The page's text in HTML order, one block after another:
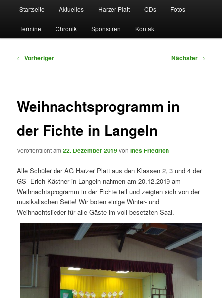
Startseite Aktuelles Harzer Platt CDs Fotos
Termine Chronik Sponsoren Kontakt
Beitragsnavigation
← Vorheriger Nächster →
Weihnachtsprogramm in
der Fichte in Langeln
Veröffentlicht am22. Dezember 2019vonInes Friedrich
Alle Schüler der AG Harzer Platt aus den Klassen 2, 3 und 4 der
GS Erich Kästner in Langeln nahmen am 20.12.2019 am
Weihnachtsprogramm in der Fichte teil und zeigten sich von der
musikalischen Seite! Wir boten einige Winter- und
Weihnachtslieder für alle Gäste im voll besetzten Saal.